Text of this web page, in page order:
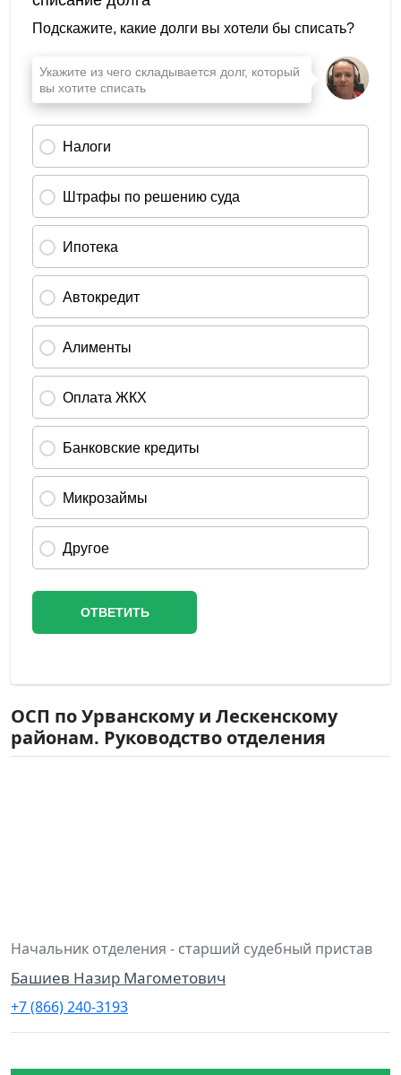
ОСП по Урванскому и Лескенскому
районам. Руководство отделения
Начальник отделения - старший судебный пристав
Башиев Назир Магометович
+7 (866) 240-3193